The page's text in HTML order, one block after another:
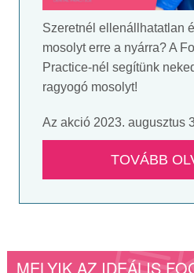
Szeretnél ellenállhatatlan
mosolyt erre a nyárra? A
Practice-nél segítünk
ragyogó mosolyt!
Az akció 2023. augusztus
TOVÁBB
MELYIK AZ IDEÁLIS